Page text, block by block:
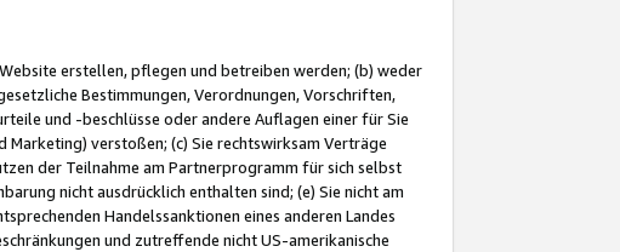
erstellen, pflegen und betreiben werden; (b) weder
Bestimmungen, Verordnungen, Vorschriften,
und -beschlüsse oder andere Auflagen einer für Sie
verstoßen; (c) Sie rechtswirksam Verträge
der Teilnahme am Partnerprogramm für sich selbst
nicht ausdrücklich enthalten sind; (e) Sie nicht am
Handelssanktionen eines anderen Landes
und zutreffende nicht US-amerikanische